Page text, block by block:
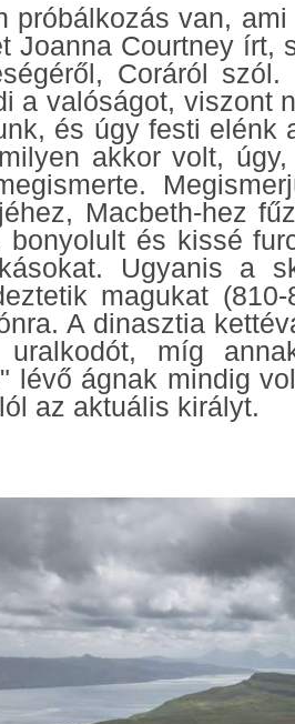
próbálkozás van,
Joanna Courtney írt,
Coráról
a valóságot, viszont
és úgy festi elénk
akkor volt,
Macbeth-hez
bonyolult és kissé
Ugyanis a
magukat
A dinasztia
míg
lévő ágnak mindig
az aktuális királyt.